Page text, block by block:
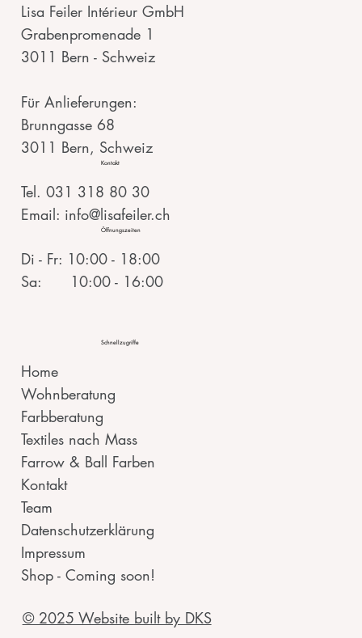
Lisa Feiler Intérieur GmbH
Grabenpromenade 1
3011 Bern - Schweiz
Für Anlieferungen:
Brunngasse 68
3011 Bern, Schweiz
Kontakt
Tel. 031 318 80 30
Email: info@lisafeiler.ch
Öffnungszeiten
Di - Fr: 10:00 - 18:00
Sa: 10:00 - 16:00
Schnellzugriffe
Home
Wohnberatung
Farbberatung
Textiles nach Mass
Farrow & Ball Farben
Kontakt
Team
Datenschutzerklärung
Impressum
Shop - Coming soon!
© 2025 Website built by DKS